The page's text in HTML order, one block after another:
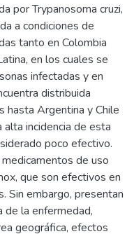
por Trypanosoma cruzi,
a condiciones de
tanto en Colombia
en los cuales se
infectadas y en
distribuida
hasta Argentina y Chile
incidencia de esta
poco efectivo.
de uso
que son efectivos en
Sin embargo, presentan
de la enfermedad,
geográfica, efectos